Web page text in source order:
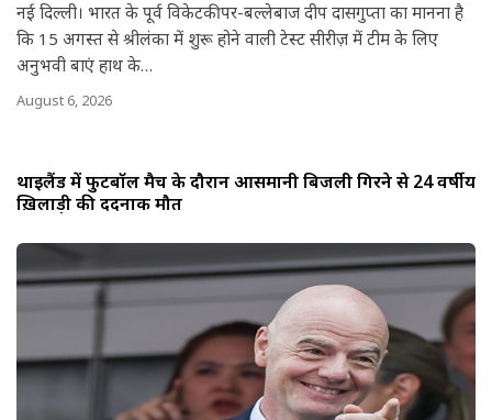
नई दिल्ली। भारत के पूर्व विकेटकीपर-बल्लेबाज दीप दासगुप्ता का मानना ​​है
कि 15 अगस्त से श्रीलंका में शुरू होने वाली टेस्ट सीरीज़ में टीम के लिए
अनुभवी बाएं हाथ के…
August 6, 2026
थाईलैंड में फुटबॉल मैच के दौरान आसमानी बिजली गिरने से 24 वर्षीय
ख़िलाड़ी की दर्दनाक मौत
e